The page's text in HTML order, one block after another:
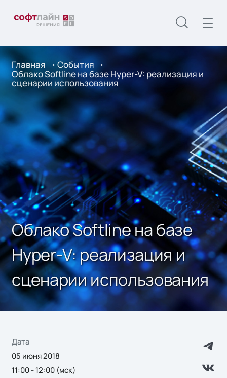
Главная События
Облако Softline на базе Hyper-V: реализация и
сценарии использования
Облако Softline на базе
Hyper-V: реализация и
сценарии использования
Дата
05 июня 2018
11:00 - 12:00 (мск)